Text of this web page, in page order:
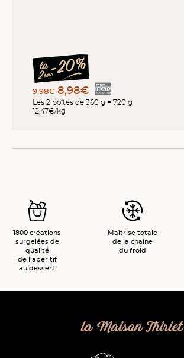
9,98€ 8,98€
Les 2 boîtes de 360 g = 720 g
12,47€/kg
1800 créations
surgelées de
qualité
de l’apéritif
au dessert
Maîtrise totale
de la chaîne
du froid
la Maison Thiriet